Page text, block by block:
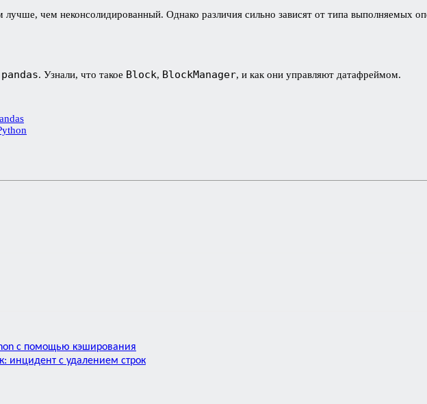
чем неконсолидированный. Однако различия сильно зависят от типа выполняемых
pandas. Узнали, что такое Block, BlockManager, и как они управляют датафреймом.
с помощью кэширования
инцидент с удалением строк